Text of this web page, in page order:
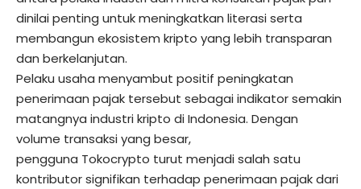
dinilai penting untuk meningkatkan literasi serta
membangun ekosistem kripto yang lebih transparan
dan berkelanjutan.
Pelaku usaha menyambut positif peningkatan
penerimaan pajak tersebut sebagai indikator semakin
matangnya industri kripto di Indonesia. Dengan
volume transaksi yang besar,
pengguna Tokocrypto turut menjadi salah satu
kontributor signifikan terhadap penerimaan pajak dari